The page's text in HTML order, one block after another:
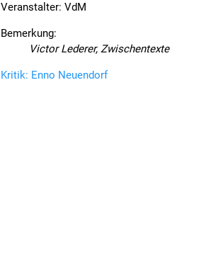
Veranstalter: VdM
Bemerkung:
Victor Lederer, Zwischentexte
Kritik: Enno Neuendorf